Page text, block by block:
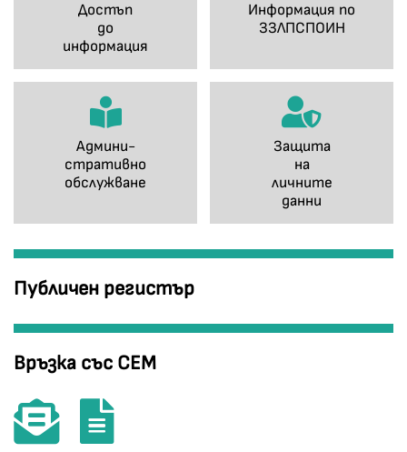
Достъп
до
информация
Информация по
ЗЗЛПСПОИН
Админи-
стративно
обслужване
Защита
на
личните
данни
Публичен регистър
Връзка със СЕМ